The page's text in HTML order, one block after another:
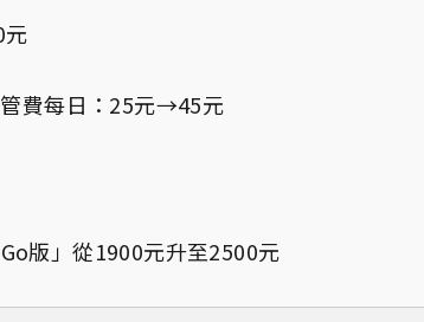
費每日：25元→45元
版」從1900元升至2500元